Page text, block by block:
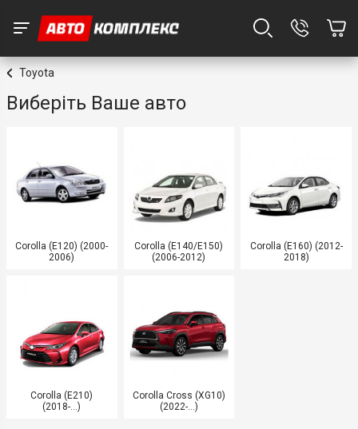
Toyota
Виберіть Ваше авто
Corolla (E120) (2000-
2006)
Corolla (E140/E150)
(2006-2012)
Corolla (E160) (2012-
2018)
Corolla (E210)
(2018-...)
Corolla Cross (XG10)
(2022-...)